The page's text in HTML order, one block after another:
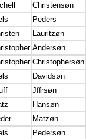
Christensøn
Peders
Lauritzøn
Andersøn
Christophersøn
Davidsøn
Jffrsøn
Hansøn
Matzøn
Pedersøn